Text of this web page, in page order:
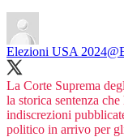
Elezioni USA 2024
La Corte Suprema
la storica sentenza
indiscrezioni
politico in arrivo per